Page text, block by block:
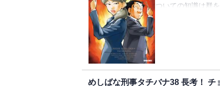
ついての知識は群
ネだ。捜査や取調
前の高級ラーメン
ンなどなどの商品
めしばな刑事タチバナ38 長考！ チ